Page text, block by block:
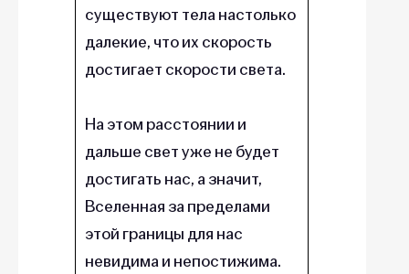
существуют тела настолько
далекие, что их скорость
достигает скорости света.
На этом расстоянии и
дальше свет уже не будет
достигать нас, а значит,
Вселенная за пределами
этой границы для нас
невидима и непостижима.